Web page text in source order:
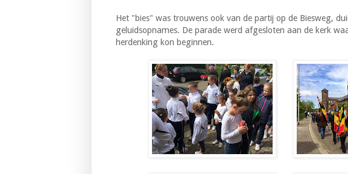
Het "bies" was trouwens ook van de partij op de Biesweg,
geluidsopnames. De parade werd afgesloten aan de kerk
herdenking kon beginnen.